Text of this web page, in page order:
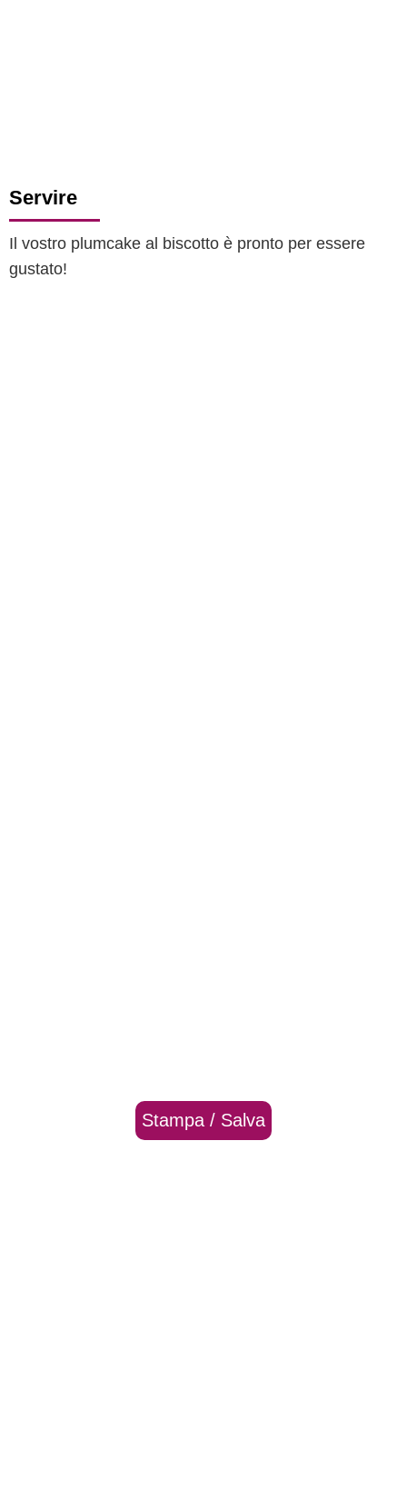
Servire
Il vostro plumcake al biscotto è pronto per essere
gustato!
Stampa / Salva